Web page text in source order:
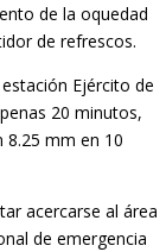
de la oquedad
de refrescos.
Ejército de
20 minutos,
8.25 mm en 10
acercarse al área
de emergencia